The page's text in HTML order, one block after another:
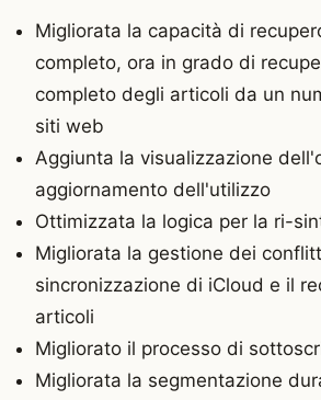
Migliorata la capacità di
completo, ora in grado di
completo degli articoli da un
siti web
Aggiunta la visualizzazione
aggiornamento dell'utilizzo
Ottimizzata la logica per la ri-
Migliorata la gestione dei
sincronizzazione di iCloud e il
articoli
Migliorato il processo di
Migliorata la segmentazione